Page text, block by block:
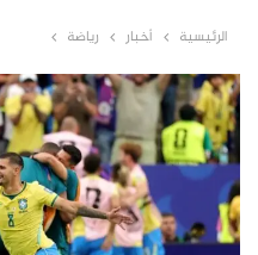
الرئيسية أخبار رياضة